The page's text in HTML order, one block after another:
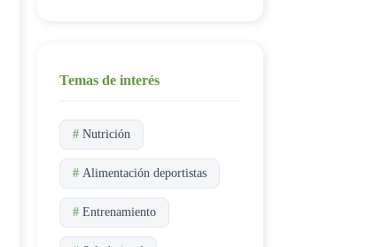
Temas de interés
# Nutrición
# Alimentación deportistas
# Entrenamiento